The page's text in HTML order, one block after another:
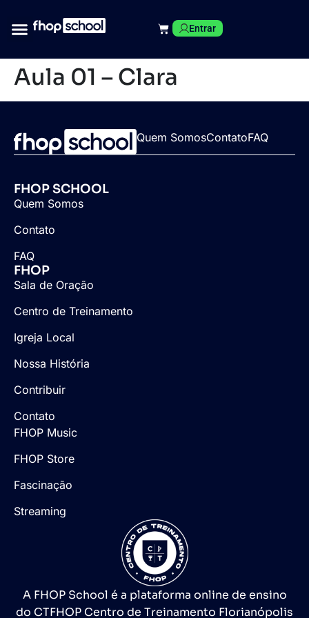
Entrar
Aula 01 – Clara
Quem SomosContatoFAQ
FHOP SCHOOL
Quem Somos
Contato
FAQ
FHOP
Sala de Oração
Centro de Treinamento
Igreja Local
Nossa História
Contribuir
Contato
FHOP Music
FHOP Store
Fascinação
Streaming
A FHOP School é a plataforma online de ensino
do CTFHOP Centro de Treinamento Florianópolis